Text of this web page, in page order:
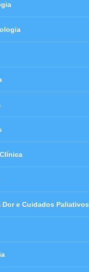
Dor e Cuidados Paliativos